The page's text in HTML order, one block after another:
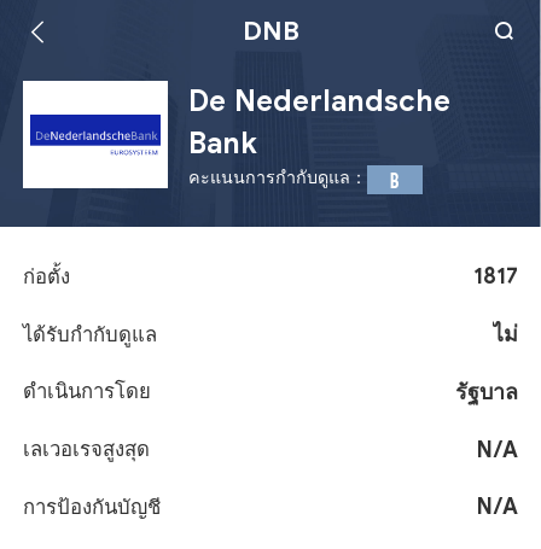
DNB
De Nederlandsche
Bank
คะแนนการกำกับดูแล： B
ก่อตั้ง 1817
ได้รับกำกับดูแล ไม่
ดำเนินการโดย รัฐบาล
เลเวอเรจสูงสุด N/A
การป้องกันบัญชี N/A